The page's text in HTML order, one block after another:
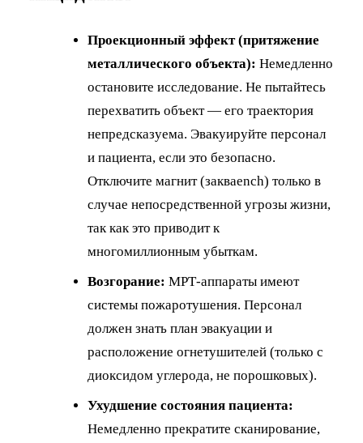
Проекционный эффект (притяжение
металлического объекта): Немедленно
остановите исследование. Не пытайтесь
перехватить объект — его траектория
непредсказуема. Эвакуируйте персонал
и пациента, если это безопасно.
Отключите магнит (закваench) только в
случае непосредственной угрозы жизни,
так как это приводит к
многомиллионным убыткам.
Возгорание: МРТ-аппараты имеют
системы пожаротушения. Персонал
должен знать план эвакуации и
расположение огнетушителей (только с
диоксидом углерода, не порошковых).
Ухудшение состояния пациента:
Немедленно прекратите сканирование,